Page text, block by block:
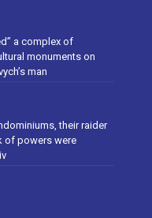
a complex of
monuments on
man
their raider
of powers were